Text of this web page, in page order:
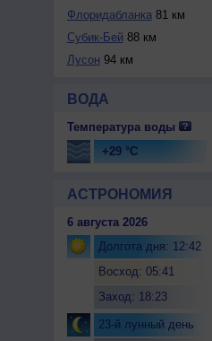
Флоридабланка81 км
Субик-Бей 88 км
Лусон 94 км
ВОДА
Температура воды
+29 °C
АСТРОНОМИЯ
6 августа 2026
Долгота дня: 12:42
Восход: 05:41
Заход: 18:23
23-й лунный день